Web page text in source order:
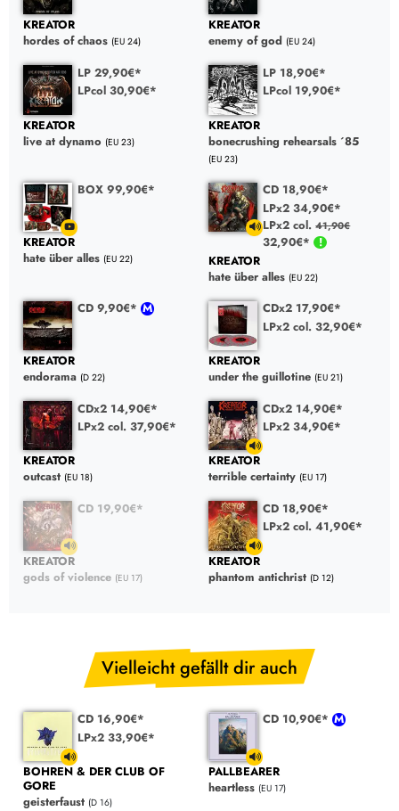
KREATOR
hordes of chaos (EU 24)
KREATOR
enemy of god (EU 24)
LP 29,90€*
LPcol 30,90€*
KREATOR
live at dynamo (EU 23)
LP 18,90€*
LPcol 19,90€*
KREATOR
bonecrushing rehearsals ´85
(EU 23)
BOX 99,90€*
KREATOR
hate über alles (EU 22)
CD 18,90€*
LPx2 34,90€*
LPx2 col.41,90€
32,90€*
KREATOR
hate über alles (EU 22)
CD 9,90€*
KREATOR
endorama (D 22)
CDx2 17,90€*
LPx2 col. 32,90€*
KREATOR
under the guillotine (EU 21)
CDx2 14,90€*
LPx2 col. 37,90€*
KREATOR
outcast (EU 18)
CDx2 14,90€*
LPx2 34,90€*
KREATOR
terrible certainty (EU 17)
CD 19,90€*
KREATOR
gods of violence (EU 17)
CD 18,90€*
LPx2 col. 41,90€*
KREATOR
phantom antichrist (D 12)
Vielleicht gefällt dir auch
CD 16,90€*
LPx2 33,90€*
BOHREN & DER CLUB OF
GORE
geisterfaust (D 16)
CD 10,90€*
PALLBEARER
heartless (EU 17)